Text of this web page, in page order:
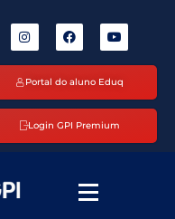
Portal do aluno Eduq
Login GPI Premium